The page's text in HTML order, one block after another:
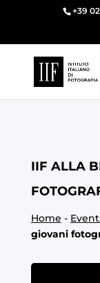
+39
IIF ALLA
Home -
giovani